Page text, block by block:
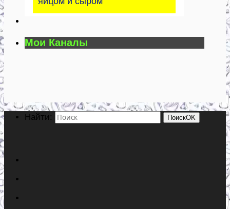
Мои Каналы
Найти: ПоискOK